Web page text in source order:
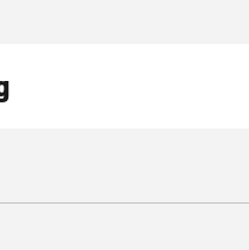
Sie heute noch Ihren